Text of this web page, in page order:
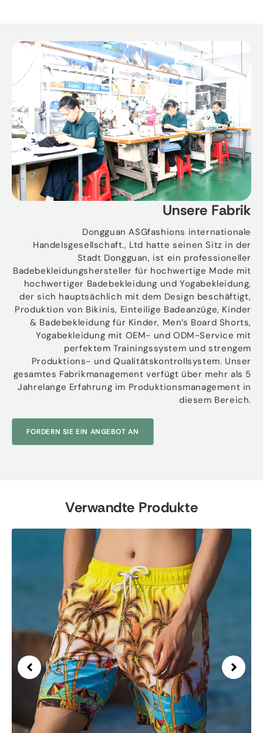
Unsere Fabrik
Dongguan ASGfashions internationale
Handelsgesellschaft., Ltd hatte seinen Sitz in der
Stadt Dongguan, ist ein professioneller
Badebekleidungshersteller für hochwertige Mode mit
hochwertiger Badebekleidung und Yogabekleidung,
der sich hauptsächlich mit dem Design beschäftigt,
Produktion von Bikinis, Einteilige Badeanzüge, Kinder
& Badebekleidung für Kinder, Men’s Board Shorts,
Yogabekleidung mit OEM- und ODM-Service mit
perfektem Trainingssystem und strengem
Produktions- und Qualitätskontrollsystem. Unser
gesamtes Fabrikmanagement verfügt über mehr als 5
Jahrelange Erfahrung im Produktionsmanagement in
diesem Bereich.
FORDERN SIE EIN ANGEBOT AN
Verwandte Produkte